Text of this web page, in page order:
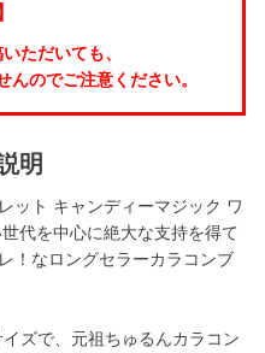
ただいても、
のでご注意ください。
明
ット キャンディーマジック ワ
代を中心に絶大な支持を得て
！なロングセラーカラコンブ
ズで、元祖ちゅるんカラコン